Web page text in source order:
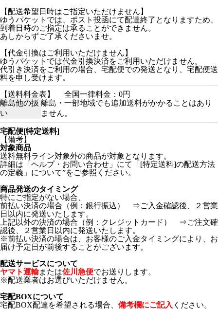
【配送希望日時はご指定いただけません】
ゆうパケットでは、ポスト投函にて配達終了となりますため、
到着日時のご指定は承ることができません。
あしからずご了承くださいませ。
【代金引換はご利用いただけません】
ゆうパケットでは代金引換決済をご利用いただけません。
代引き決済をご利用の場合、宅配便での発送となり、宅配便送
料を申し受けます。
【送料料金表】
全国一律料金：0円
離島他の扱
い
離島・一部地域でも追加送料がかかることはあり
ません。
宅配便[特定送料]
【備考】
対象商品
送料無料ライン対象外の商品が対象となります。
詳細は「ヘルプ・お問い合わせ」にて「[特定送料]の配送方法
の定義」について”をご参照ください。
商品発送のタイミング
特にご指定がない場合、
前払い決済の場合（例：銀行振込） ⇒ご入金確認後、２営業
日以内に発送いたします。
上記以外の決済の場合（例：クレジットカード） ⇒ご注文確
認後、２営業日以内に発送いたします。
※前払い決済の場合は、お客様のご入金タイミングにより、お
届け予定日が前後することがございます。
配送サービスについて
ヤマト運輸または佐川急便でお送りします。
※配送業者はお選びいただけません。
宅配BOXについて
宅配BOX配達を希望される場合、 備考欄にご記入 ください。